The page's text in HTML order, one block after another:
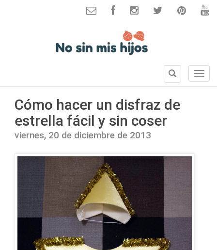
S
e
B
u
c
Cómo hacer un disfraz de
estrella fácil y sin coser
viernes, 20 de diciembre de 2013